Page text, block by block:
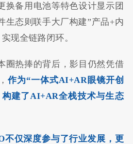
换备用电池等特色设计显示团
生态则联手大厂构建”产品+内
现全链路闭环。
圈热捧的背后，影目仍然凭借
作为“一体式AI+AR眼镜开创
建了AI+AR全栈技术与生态
不仅深度参与了行业发展，更